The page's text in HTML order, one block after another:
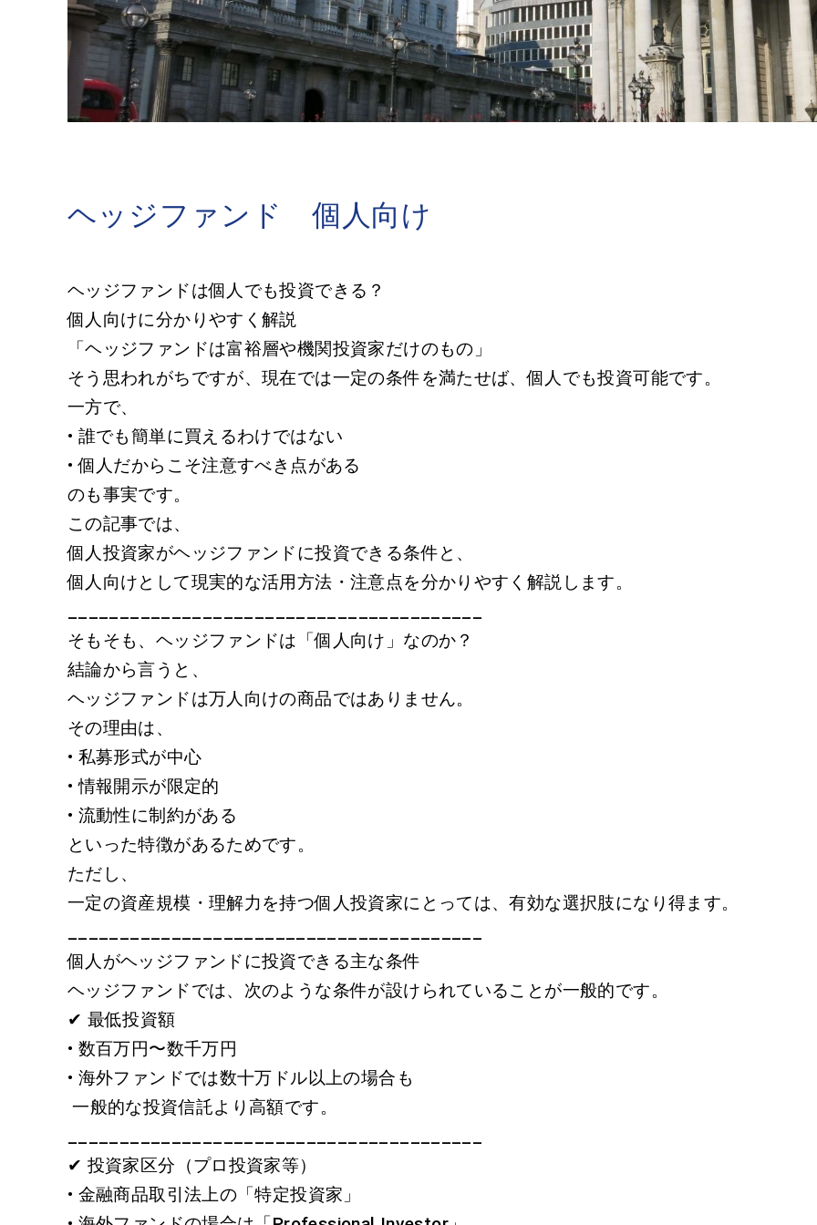
ヘッジファンド 個人向け
ヘッジファンドは個人でも投資できる？
個人向けに分かりやすく解説
「ヘッジファンドは富裕層や機関投資家だけのもの」
そう思われがちですが、現在では一定の条件を満たせば、個人でも投資可能です。
一方で、
• 誰でも簡単に買えるわけではない
• 個人だからこそ注意すべき点がある
のも事実です。
この記事では、
個人投資家がヘッジファンドに投資できる条件と、
個人向けとして現実的な活用方法・注意点を分かりやすく解説します。
そもそも、ヘッジファンドは「個人向け」なのか？
結論から言うと、
ヘッジファンドは万人向けの商品ではありません。
その理由は、
• 私募形式が中心
• 情報開示が限定的
• 流動性に制約がある
といった特徴があるためです。
ただし、
一定の資産規模・理解力を持つ個人投資家にとっては、有効な選択肢になり得ます。
個人がヘッジファンドに投資できる主な条件
ヘッジファンドでは、次のような条件が設けられていることが一般的です。
✔ 最低投資額
• 数百万円〜数千万円
• 海外ファンドでは数十万ドル以上の場合も
一般的な投資信託より高額です。
✔ 投資家区分（プロ投資家等）
• 金融商品取引法上の「特定投資家」